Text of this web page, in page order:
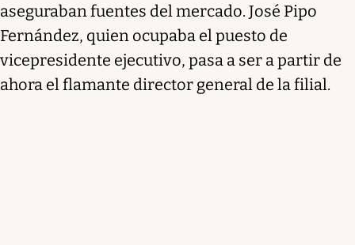
aseguraban fuentes del mercado. José Pipo
Fernández, quien ocupaba el puesto de
vicepresidente ejecutivo, pasa a ser a partir de
ahora el flamante director general de la filial.